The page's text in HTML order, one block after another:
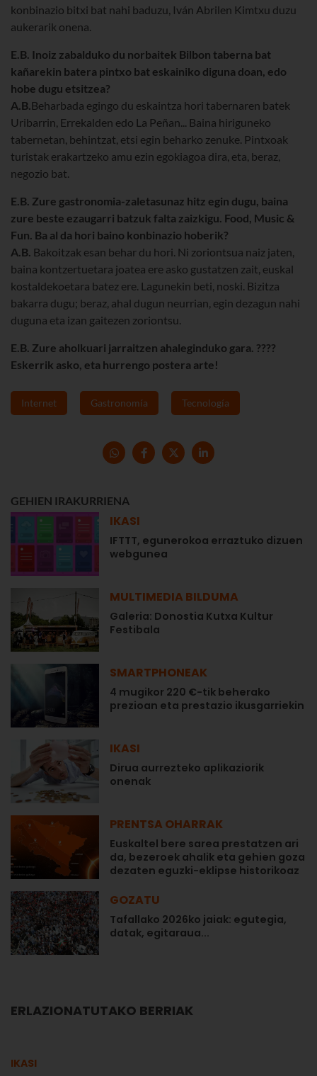
konbinazio bitxi bat nahi baduzu, Iván Abrilen Kimtxu duzu
aukerarik onena.
E.B. Inoiz zabalduko du norbaitek Bilbon taberna bat
kañarekin batera pintxo bat eskainiko diguna doan, edo
hobe dugu etsitzea?
A.B.Beharbada egingo du eskaintza hori tabernaren batek
Uribarrin, Errekalden edo La Peñan... Baina hiriguneko
tabernetan, behintzat, etsi egin beharko zenuke. Pintxoak
turistak erakartzeko amu ezin egokiagoa dira, eta, beraz,
negozio bat.
E.B. Zure gastronomia-zaletasunaz hitz egin dugu, baina
zure beste ezaugarri batzuk falta zaizkigu. Food, Music &
Fun. Ba al da hori baino konbinazio hoberik?
A.B. Bakoitzak esan behar du hori. Ni zoriontsua naiz jaten,
baina kontzertuetara joatea ere asko gustatzen zait, euskal
kostaldekoetara batez ere. Lagunekin beti, noski. Bizitza
bakarra dugu; beraz, ahal dugun neurrian, egin dezagun nahi
duguna eta izan gaitezen zoriontsu.
E.B. Zure aholkuari jarraitzen ahaleginduko gara. ????
Eskerrik asko, eta hurrengo postera arte!
Internet Gastronomía Tecnología
GEHIEN IRAKURRIENA
IKASI
IFTTT, egunerokoa erraztuko dizuen
webgunea
MULTIMEDIA BILDUMA
Galeria: Donostia Kutxa Kultur
Festibala
SMARTPHONEAK
4 mugikor 220 €-tik beherako
prezioan eta prestazio ikusgarriekin
IKASI
Dirua aurrezteko aplikaziorik
onenak
PRENTSA OHARRAK
Euskaltel bere sarea prestatzen ari
da, bezeroek ahalik eta gehien goza
dezaten eguzki-eklipse historikoaz
GOZATU
Tafallako 2026ko jaiak: egutegia,
datak, egitaraua...
ERLAZIONATUTAKO BERRIAK
IKASI